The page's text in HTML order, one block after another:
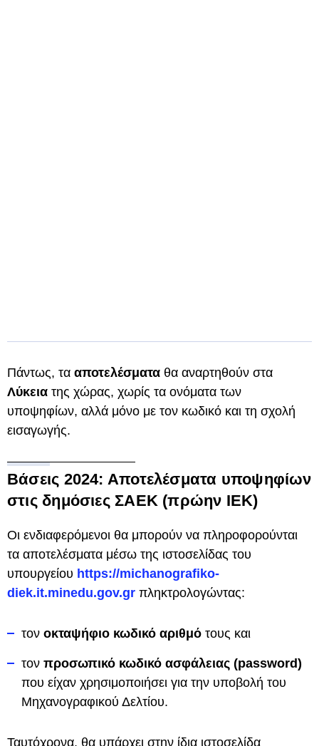
Πάντως, τα αποτελέσματα θα αναρτηθούν στα
Λύκεια της χώρας, χωρίς τα ονόματα των
υποψηφίων, αλλά μόνο με τον κωδικό και τη σχολή
εισαγωγής.
Βάσεις 2024: Αποτελέσματα υποψηφίων
στις δημόσιες ΣΑΕΚ (πρώην ΙΕΚ)
Οι ενδιαφερόμενοι θα μπορούν να πληροφορούνται
τα αποτελέσματα μέσω της ιστοσελίδας του
υπουργείου https://michanografiko-
diek.it.minedu.gov.gr πληκτρολογώντας:
τον οκταψήφιο κωδικό αριθμό τους και
τον προσωπικό κωδικό ασφάλειας (password)
που είχαν χρησιμοποιήσει για την υποβολή του
Μηχανογραφικού Δελτίου.
Ταυτόχρονα, θα υπάρχει στην ίδια ιστοσελίδα